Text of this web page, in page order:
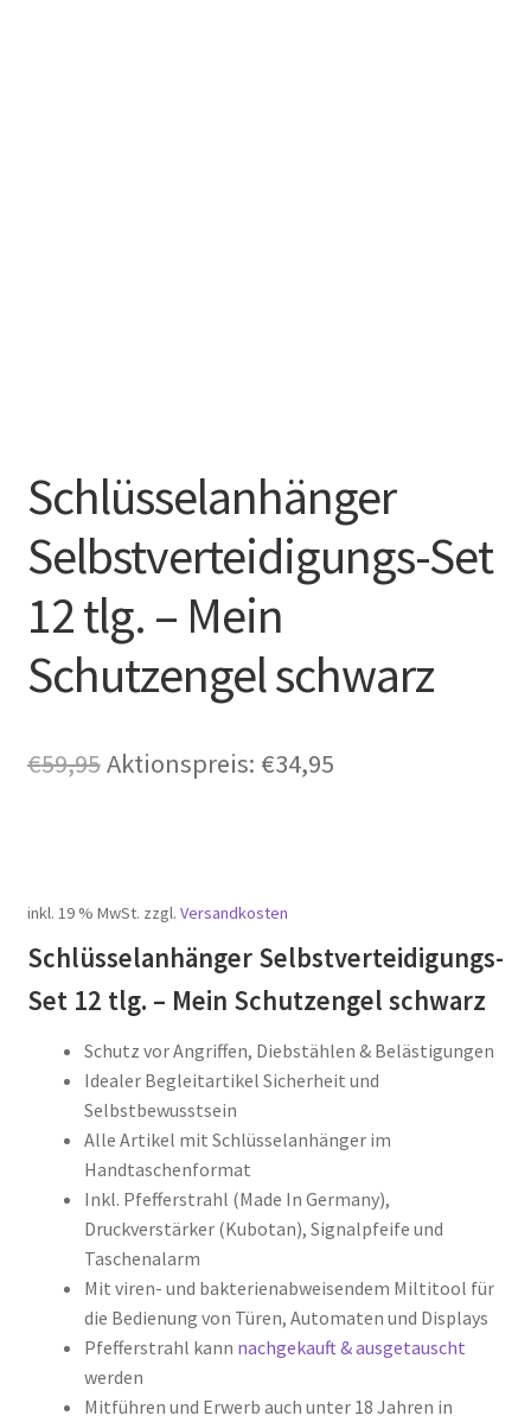
Schlüsselanhänger
Selbstverteidigungs-Set
12 tlg. – Mein
Schutzengel schwarz
€59,95Ursprünglicher
Aktionspreis: €34,95Aktueller
inkl. 19 % MwSt. zzgl. Versandkosten
Schlüsselanhänger Selbstverteidigungs-
Set 12 tlg. – Mein Schutzengel schwarz
Schutz vor Angriffen, Diebstählen & Belästigungen
Idealer Begleitartikel Sicherheit und
Selbstbewusstsein
Alle Artikel mit Schlüsselanhänger im
Handtaschenformat
Inkl. Pfefferstrahl (Made In Germany),
Druckverstärker (Kubotan), Signalpfeife und
Taschenalarm
Mit viren- und bakterienabweisendem Miltitool für
die Bedienung von Türen, Automaten und Displays
Pfefferstrahl kann nachgekauft & ausgetauscht
werden
Mitführen und Erwerb auch unter 18 Jahren in